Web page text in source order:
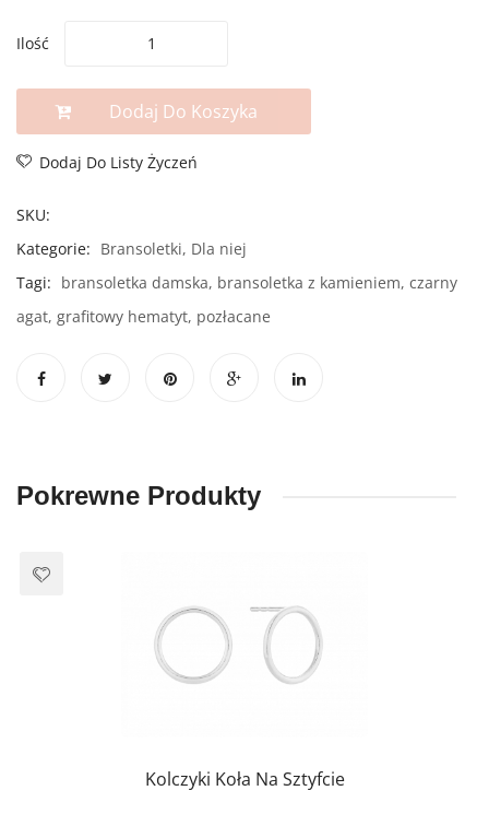
Ilość
Dodaj Do Koszyka
Dodaj Do Listy Życzeń
SKU:
Kategorie: Bransoletki, Dla niej
Tagi: bransoletka damska, bransoletka z kamieniem, czarny
agat, grafitowy hematyt, pozłacane
Pokrewne Produkty
Kolczyki Koła Na Sztyfcie